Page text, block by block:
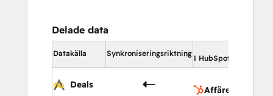
Delade data
Datakälla Synkroniseringsriktning
I HubSpot
Deals
Affärer